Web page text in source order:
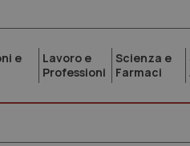
e
Lavoro e
Professioni
Scienza e
Farmaci